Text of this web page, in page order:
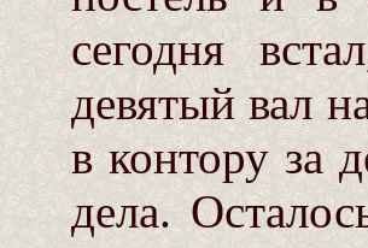
сегодня
девятый вал
в контору за
дела.